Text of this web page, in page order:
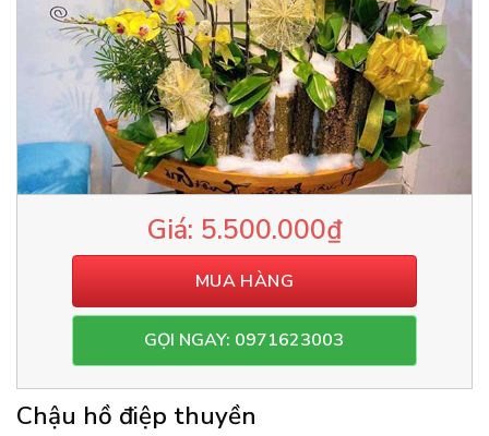
5.500.000₫
MUA HÀNG
GỌI NGAY: 0971623003
Chậu hồ điệp thuyền